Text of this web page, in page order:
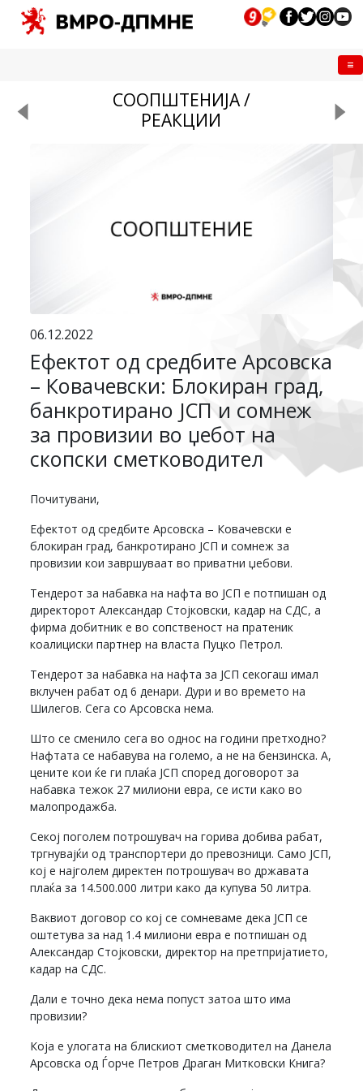
СООПШТЕНИЈА /
РЕАКЦИИ
06.12.2022
Ефектот од средбите Арсовска
– Ковачевски: Блокиран град,
банкротирано ЈСП и сомнеж
за провизии во џебот на
скопски сметководител
Почитувани,
Ефектот од средбите Арсовска – Ковачевски е
блокиран град, банкротирано ЈСП и сомнеж за
провизии кои завршуваат во приватни џебови.
Тендерот за набавка на нафта во ЈСП е потпишан од
директорот Александар Стојковски, кадар на СДС, а
фирма добитник е во сопственост на пратеник
коалициски партнер на власта Пуцко Петрол.
Тендерот за набавка на нафта за ЈСП секогаш имал
вклучен рабат од 6 денари. Дури и во времето на
Шилегов. Сега со Арсовска нема.
Што се сменило сега во однос на години претходно?
Нафтата се набавува на големо, а не на бензинска. А,
цените кои ќе ги плаќа ЈСП според договорот за
набавка тежок 27 милиони евра, се исти како во
малопродажба.
Секој поголем потрошувач на горива добива рабат,
тргнувајќи од транспортери до превозници. Само ЈСП,
кој е најголем директен потрошувач во државата
плаќа за 14.500.000 литри како да купува 50 литра.
Ваквиот договор со кој се сомневаме дека ЈСП се
оштетува за над 1.4 милиони евра е потпишан од
Александар Стојковски, директор на претпријатието,
кадар на СДС.
Дали е точно дека нема попуст затоа што има
провизии?
Која е улогата на блискиот сметководител на Данела
Арсовска од Ѓорче Петров Драган Митковски Книга?